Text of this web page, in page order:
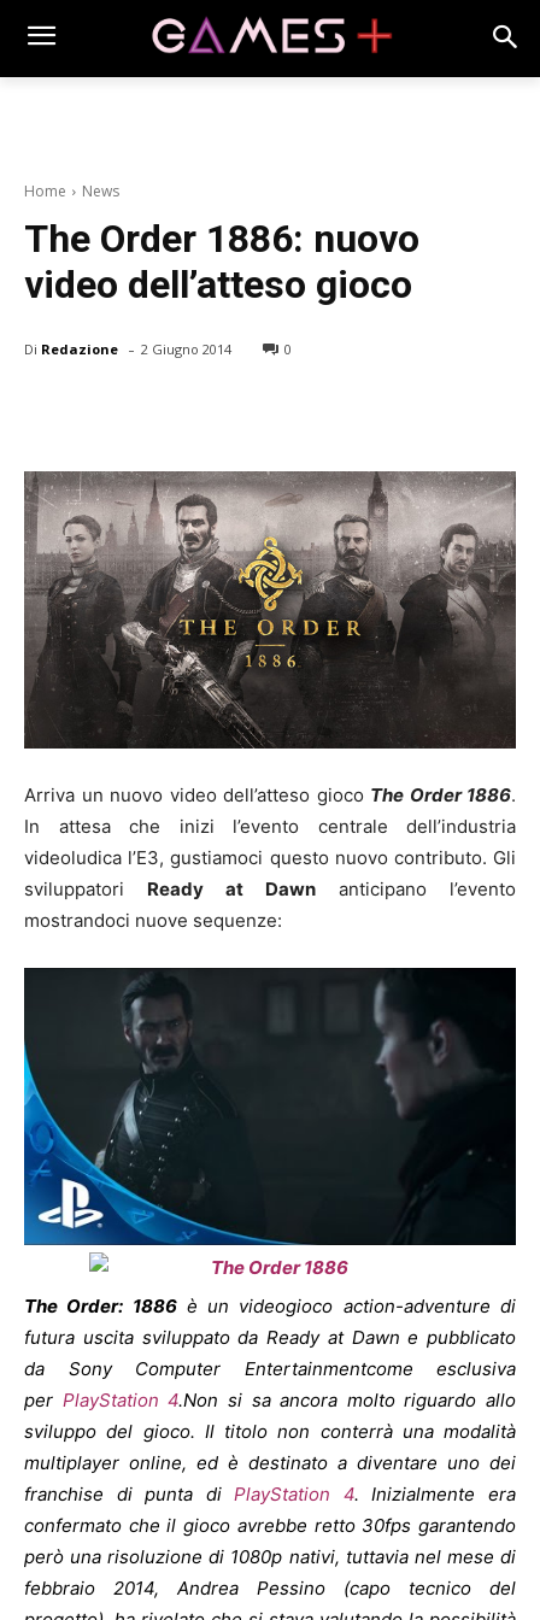
Home News
The Order 1886: nuovo
video dell’atteso gioco
Di Redazione - 2 Giugno 2014 0
Arriva un nuovo video dell’atteso gioco The Order 1886.
In attesa che inizi l’evento centrale dell’industria
videoludica l’E3, gustiamoci questo nuovo contributo. Gli
sviluppatori Ready at Dawn anticipano l’evento
mostrandoci nuove sequenze:
The Order: 1886è un videogioco action-adventure di
futura uscita sviluppato da Ready at Dawn e pubblicato
da Sony Computer Entertainmentcome esclusiva
per PlayStation 4.Non si sa ancora molto riguardo allo
sviluppo del gioco. Il titolo non conterrà una modalità
multiplayer online, ed è destinato a diventare uno dei
franchise di punta diPlayStation 4. Inizialmente era
confermato che il gioco avrebbe retto 30fps garantendo
però una risoluzione di 1080p nativi, tuttavia nel mese di
febbraio 2014, Andrea Pessino (capo tecnico del